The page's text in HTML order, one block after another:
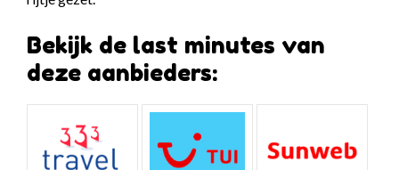
Bekijk de last minutes van
deze aanbieders: